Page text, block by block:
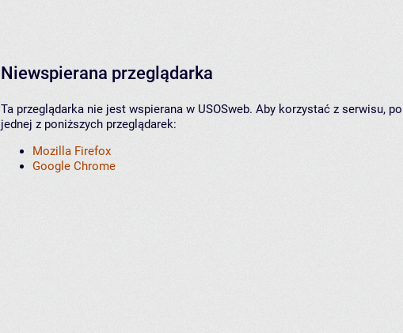
Niewspierana przeglądarka
Ta przeglądarka nie jest wspierana w USOSweb. Aby korzystać z serwisu,
jednej z poniższych przeglądarek:
Mozilla Firefox
Google Chrome